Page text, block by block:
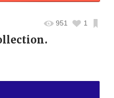
951 1